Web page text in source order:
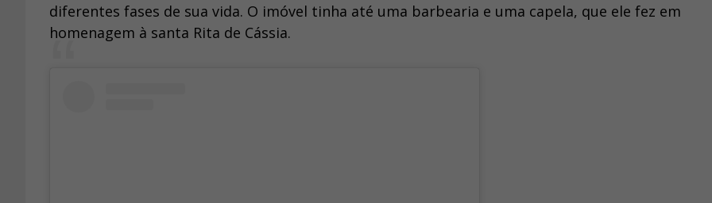
diferentes fases de sua vida. O imóvel tinha até uma barbearia e uma capela, que ele fez em
homenagem à santa Rita de Cássia.